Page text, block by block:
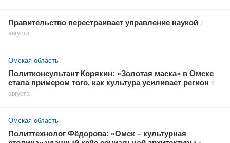
Правительство перестраивает управление наукой 7
августа
Омская область
Политконсультант Корякин: «Золотая маска» в Омске
стала примером того, как культура усиливает регион 6
августа
Омская область
Политтехнолог Фёдорова: «Омск – культурная